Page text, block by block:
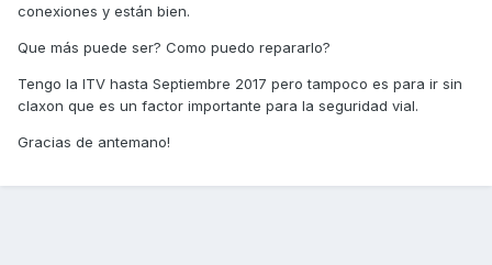
conexiones y están bien.
Que más puede ser? Como puedo repararlo?
Tengo la ITV hasta Septiembre 2017 pero tampoco es para ir sin
claxon que es un factor importante para la seguridad vial.
Gracias de antemano!